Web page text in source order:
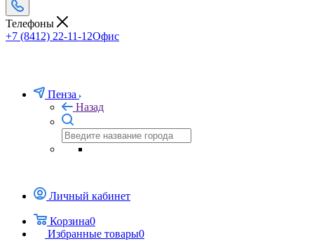
Телефоны
+7 (8412) 22-11-12Офис
Пенза
Назад
Личный кабинет
Корзина0
Избранные товары0